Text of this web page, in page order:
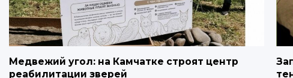
Медвежий угол: на Камчатке строят центр
реабилитации зверей